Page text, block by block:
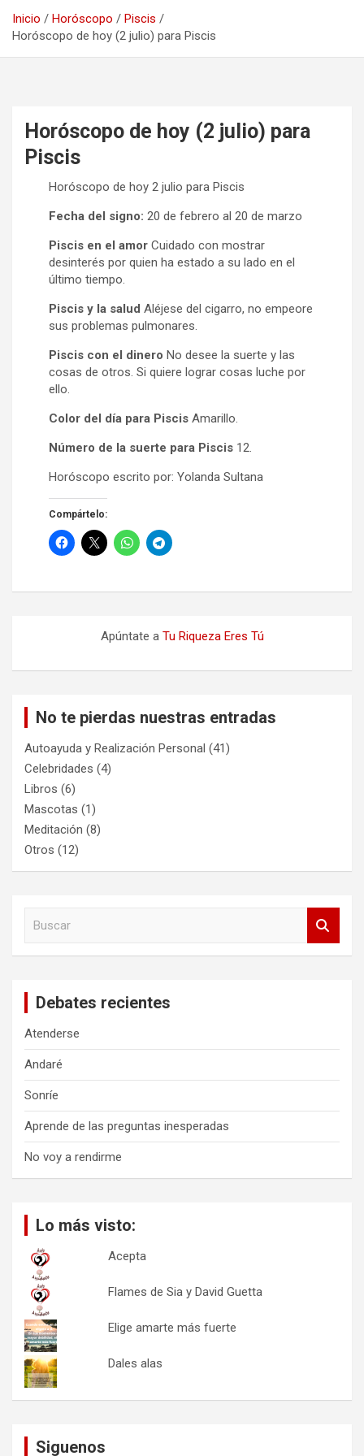
Inicio Horóscopo
Piscis
Horóscopo de hoy (2 julio) para Piscis
Horóscopo de hoy (2 julio) para
Piscis
Horóscopo de hoy 2 julio para Piscis
Fecha del signo: 20 de febrero al 20 de marzo
Piscis en el amor Cuidado con mostrar
desinterés por quien ha estado a su lado en el
último tiempo.
Piscis y la salud Aléjese del cigarro, no empeore
sus problemas pulmonares.
Piscis con el dinero No desee la suerte y las
cosas de otros. Si quiere lograr cosas luche por
ello.
Color del día para Piscis Amarillo.
Número de la suerte para Piscis 12.
Horóscopo escrito por: Yolanda Sultana
Compártelo:
Apúntate a Tu Riqueza Eres Tú
No te pierdas nuestras entradas
Autoayuda y Realización Personal (41)
Celebridades (4)
Libros (6)
Mascotas (1)
Meditación (8)
Otros (12)
Debates recientes
Atenderse
Andaré
Sonríe
Aprende de las preguntas inesperadas
No voy a rendirme
Lo más visto:
Acepta
Flames de Sia y David Guetta
Elige amarte más fuerte
Dales alas
Siguenos